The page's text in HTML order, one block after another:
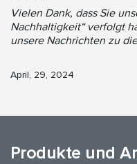
Vielen Dank, dass Sie
Nachhaltigkeit“ verfolgt
unsere Nachrichten zu
April, 29, 2024
Produkte und